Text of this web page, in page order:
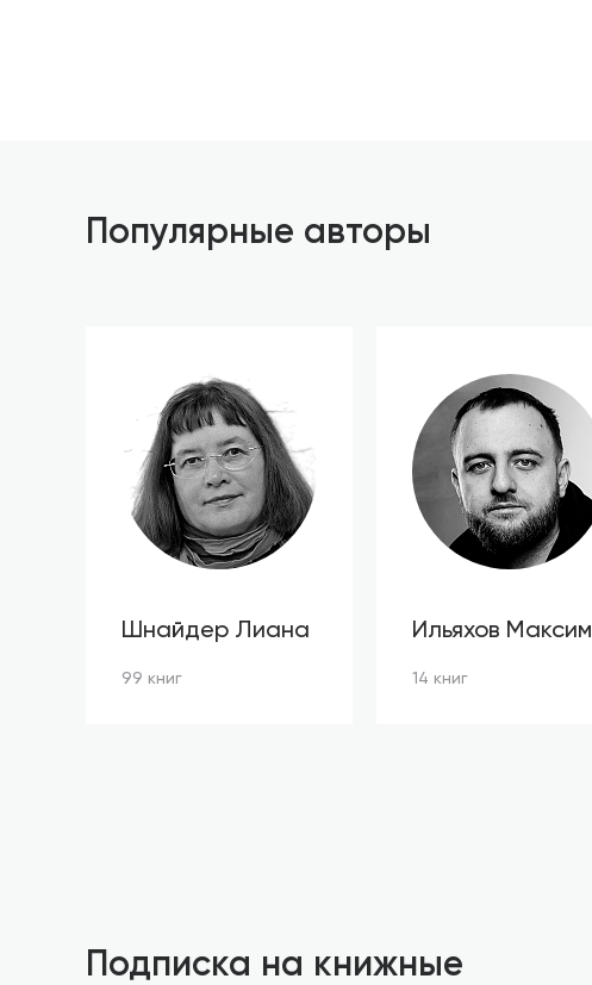
Популярные авторы
Шнайдер Лиана
99 книг
Ильяхов Максим
14 книг
Подписка на книжные